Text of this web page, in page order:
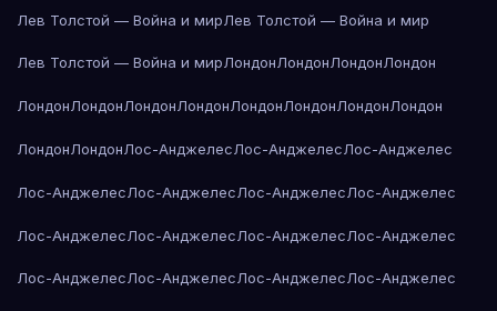
Лев Толстой — Война и мирЛев Толстой — Война и мир
Лев Толстой — Война и мирЛондонЛондонЛондонЛондон
ЛондонЛондонЛондонЛондонЛондонЛондонЛондонЛондон
ЛондонЛондонЛос-АнджелесЛос-АнджелесЛос-Анджелес
Лос-АнджелесЛос-АнджелесЛос-АнджелесЛос-Анджелес
Лос-АнджелесЛос-АнджелесЛос-АнджелесЛос-Анджелес
Лос-АнджелесЛос-АнджелесЛос-АнджелесЛос-Анджелес